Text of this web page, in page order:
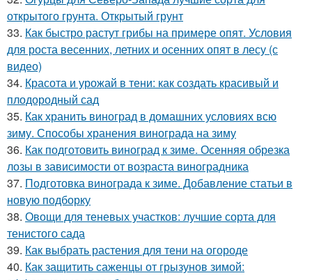
открытого грунта. Открытый грунт
33. Как быстро растут грибы на примере опят. Условия
для роста весенних, летних и осенних опят в лесу (с
видео)
34. Красота и урожай в тени: как создать красивый и
плодородный сад
35. Как хранить виноград в домашних условиях всю
зиму. Способы хранения винограда на зиму
36. Как подготовить виноград к зиме. Осенняя обрезка
лозы в зависимости от возраста виноградника
37. Подготовка винограда к зиме. Добавление статьи в
новую подборку
38. Овощи для теневых участков: лучшие сорта для
тенистого сада
39. Как выбрать растения для тени на огороде
40. Как защитить саженцы от грызунов зимой: